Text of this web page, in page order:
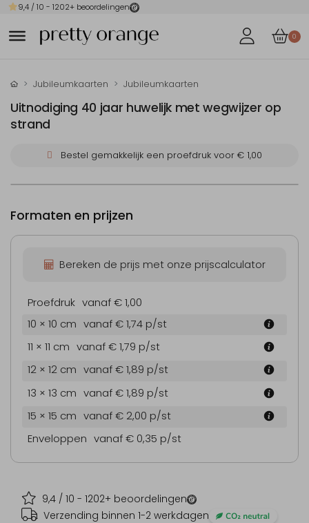
9,4 / 10 - 1202+ beoordelingen
0
Jubileumkaarten Jubileumkaarten
Uitnodiging 40 jaar huwelijk met wegwijzer op
strand
Bestel gemakkelijk een proefdruk voor € 1,00
9,4 / 10 - 1202+ beoordelingen
Verzending binnen 1-2 werkdagen
Formaten en prijzen
Bereken de prijs met onze prijscalculator
Proefdruk vanaf € 1,00
10 × 10 cm vanaf € 1,74 p/st
11 × 11 cm vanaf € 1,79 p/st
12 × 12 cm vanaf € 1,89 p/st
13 × 13 cm vanaf € 1,89 p/st
15 × 15 cm vanaf € 2,00 p/st
Enveloppen vanaf € 0,35 p/st